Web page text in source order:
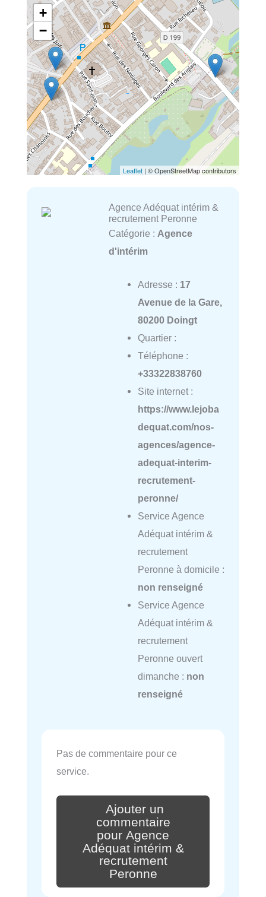
+
−
Leaflet | © OpenStreetMap contributors
Agence Adéquat intérim &
recrutement Peronne
Catégorie : Agence
d'intérim
Adresse : 17
Avenue de la Gare,
80200 Doingt
Quartier :
Téléphone :
+33322838760
Site internet :
https://www.lejoba
dequat.com/nos-
agences/agence-
adequat-interim-
recrutement-
peronne/
Service Agence
Adéquat intérim &
recrutement
Peronne à domicile :
non renseigné
Service Agence
Adéquat intérim &
recrutement
Peronne ouvert
dimanche : non
renseigné
Pas de commentaire pour ce
service.
Ajouter un
commentaire
pour Agence
Adéquat intérim &
recrutement
Peronne